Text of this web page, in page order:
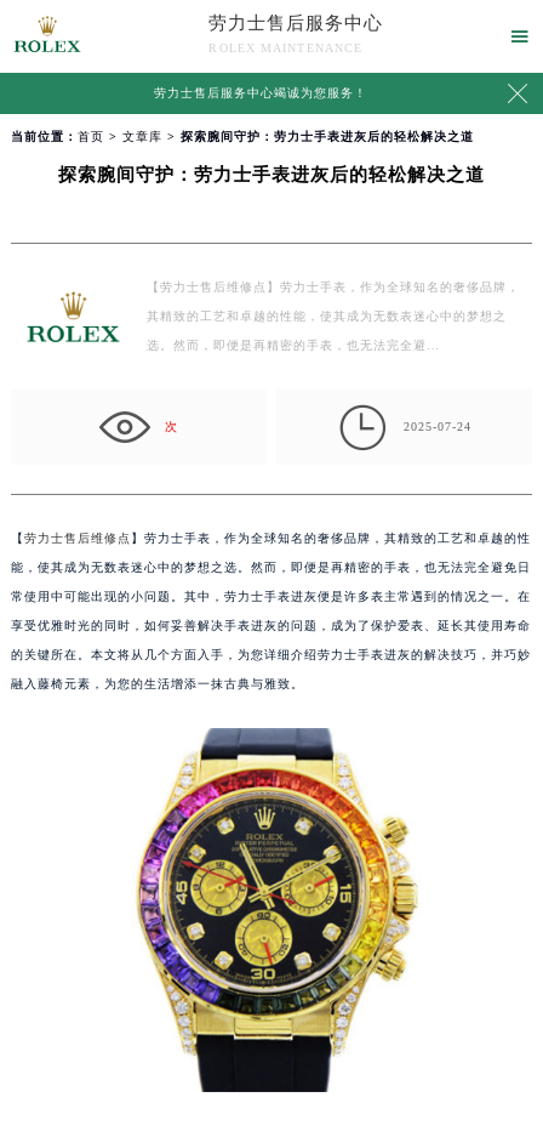
劳力士售后服务中心
ROLEX MAINTENANCE

劳力士售后服务中心竭诚为您服务！ 
当前位置： 首页 > 文章库 > 探索腕间守护：劳力士手表进灰后的轻松解决之道
探索腕间守护：劳力士手表进灰后的轻松解决之道
【劳力士售后维修点】劳力士手表，作为全球知名的奢侈品牌，
其精致的工艺和卓越的性能，使其成为无数表迷心中的梦想之
选。然而，即便是再精密的手表，也无法完全避…
次  2025-07-24
【劳力士售后维修点 】劳力士手表，作为全球知名的奢侈品牌，其精致的工艺和卓越的性
能，使其成为无数表迷心中的梦想之选。然而，即便是再精密的手表，也无法完全避免日
常使用中可能出现的小问题。其中，劳力士手表进灰便是许多表主常遇到的情况之一。在
享受优雅时光的同时，如何妥善解决手表进灰的问题，成为了保护爱表、延长其使用寿命
的关键所在。本文将从几个方面入手，为您详细介绍劳力士手表进灰的解决技巧，并巧妙
融入藤椅元素，为您的生活增添一抹古典与雅致。